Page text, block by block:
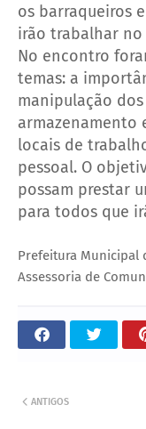
os barraqueiros
irão trabalhar
No encontro
temas: a
manipulação
armazenamento
locais de
pessoal. O
possam prestar
para todos que
Prefeitura Municipal
Assessoria de
ANTIGOS